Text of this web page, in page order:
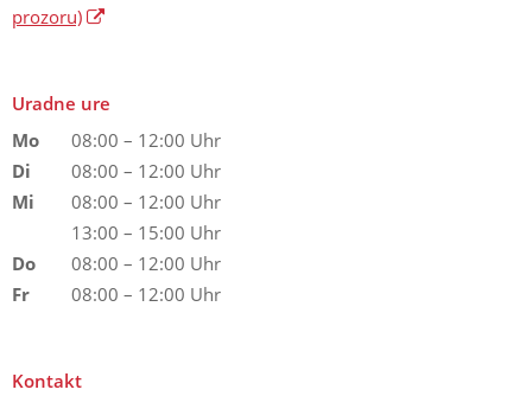
prozoru)
Uradne ure
Mo
08:00 – 12:00 Uhr
Di
08:00 – 12:00 Uhr
Mi
08:00 – 12:00 Uhr
13:00 – 15:00 Uhr
Do
08:00 – 12:00 Uhr
Fr
08:00 – 12:00 Uhr
Kontakt